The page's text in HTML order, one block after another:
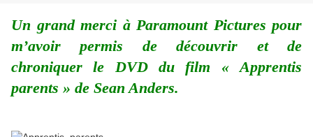
Un grand merci à Paramount Pictures pour
m’avoir permis de découvrir et de
chroniquer le DVD du film « Apprentis
parents » de Sean Anders.